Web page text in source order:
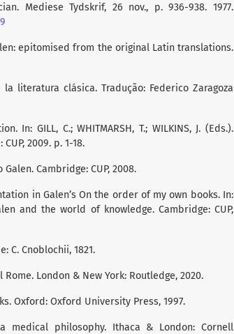
Mediese Tydskrif, 26 nov., p. 936-938. 1977.
epitomised from the original Latin translations.
la literatura clásica. Tradução: Federico Zaragoza
In: GILL, C.; WHITMARSH, T.; WILKINS, J. (Eds.).
2009. p. 1-18.
Cambridge: CUP, 2008.
in Galen’s On the order of my own books. In:
and the world of knowledge. Cambridge: CUP,
C. Cnoblochii, 1821.
London & New York: Routledge, 2020.
Oxford: Oxford University Press, 1997.
medical philosophy. Ithaca & London: Cornell